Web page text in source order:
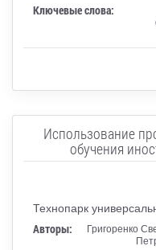
Ключевые слова:
Использование
обучения
Технопарк
Авторы:
Григоренко